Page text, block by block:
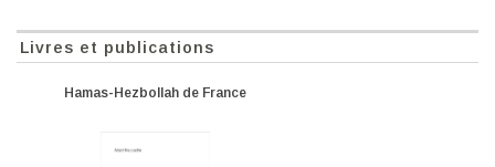
Livres et publications
Hamas-Hezbollah de France